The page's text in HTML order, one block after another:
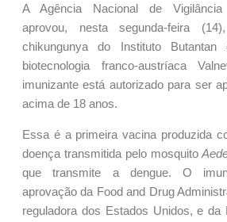
A Agência Nacional de Vigilância
aprovou, nesta segunda-feira
chikungunya do Instituto
biotecnologia franco-austríaca
imunizante está autorizado para ser
acima de 18 anos.
Essa é a primeira vacina produzida
doença transmitida pelo mosquito
que transmite a dengue. O
aprovação da Food and Drug
reguladora dos Estados Unidos, e da